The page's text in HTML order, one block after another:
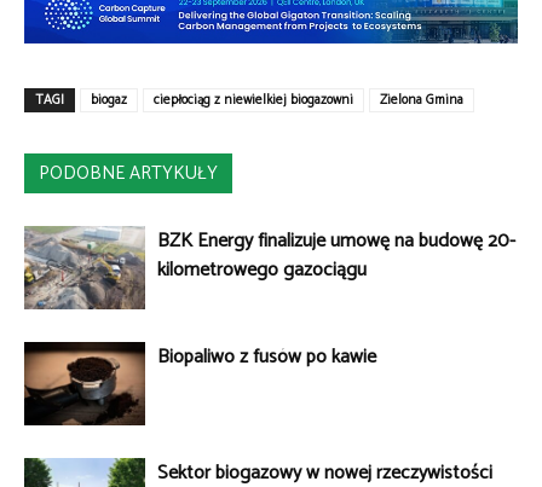
TAGI biogaz ciepłociąg z niewielkiej biogazowni Zielona Gmina
PODOBNE ARTYKUŁY
BZK Energy finalizuje umowę na budowę 20-
kilometrowego gazociągu
Biopaliwo z fusów po kawie
Sektor biogazowy w nowej rzeczywistości